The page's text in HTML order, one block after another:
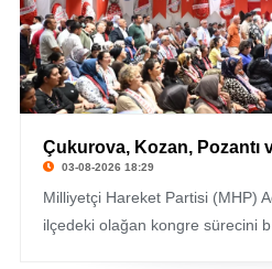
Çukurova, Kozan, Pozantı
03-08-2026 18:29
Milliyetçi Hareket Partisi (MHP)
ilçedeki olağan kongre sürecini b